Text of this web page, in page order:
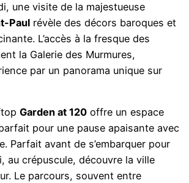
une visite de la majestueuse
Paul révèle des décors baroques et
L’accès à la fresque des
la Galerie des Murmures,
par un panorama unique sur
Garden at 120 offre un espace
pour une pause apaisante avec
Parfait avant de s’embarquer pour
au crépuscule, découvre la ville
Le parcours, souvent entre